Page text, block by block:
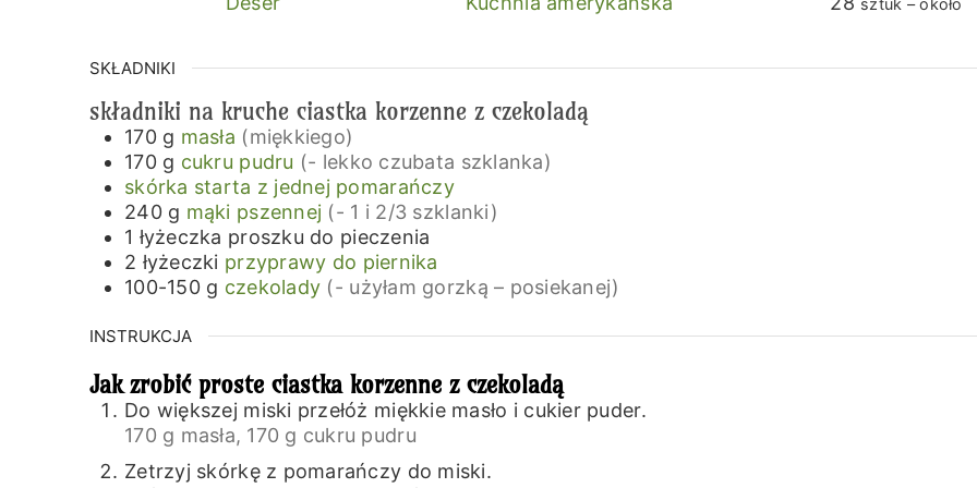
sztuk – około
SKŁADNIKI
składniki na kruche ciastka korzenne z czekoladą
170 g masła (miękkiego)
170 g cukru pudru (- lekko czubata szklanka)
skórka starta z jednej pomarańczy
240 g mąki pszennej (- 1 i 2/3 szklanki)
1 łyżeczka proszku do pieczenia
2 łyżeczki przyprawy do piernika
100-150 g czekolady (- użyłam gorzką – posiekanej)
INSTRUKCJA
Jak zrobić proste ciastka korzenne z czekoladą
Do większej miski przełóż miękkie masło i cukier puder.
170 g masła, 170 g cukru pudru
Zetrzyj skórkę z pomarańczy do miski.